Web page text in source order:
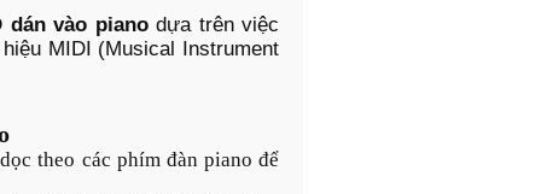
dán vào pianodựa trên việc
MIDI (Musical Instrument
theo các phím đàn piano để